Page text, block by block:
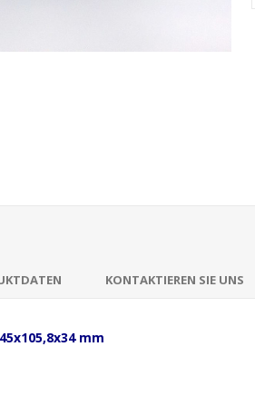
KONTAKTIEREN SIE UNS
mm